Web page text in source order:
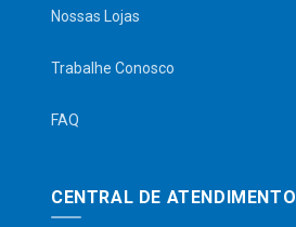
Nossas Lojas
Trabalhe Conosco
FAQ
CENTRAL DE ATENDIMENTO